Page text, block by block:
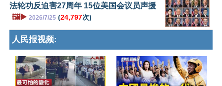
法轮功反迫害27周年 15位美国会议员声援
🖼️▶️ 2026/7/25 (24,797次)
人民报视频: